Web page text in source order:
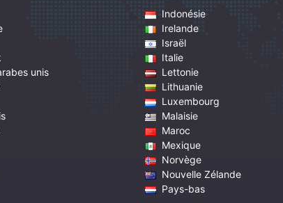
unis
Indonésie
Irelande
Israël
Italie
Lettonie
Lithuanie
Luxembourg
Malaisie
Maroc
Mexique
Norvège
Nouvelle Zélande
Pays-bas